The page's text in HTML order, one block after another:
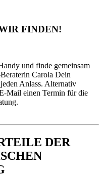
FINDEN!
und finde gemeinsam
Carola Dein
Anlass. Alternativ
Mail einen Termin für die
DER